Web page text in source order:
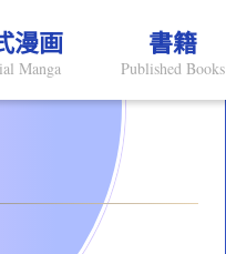
漫画
Manga
書籍
Published Books